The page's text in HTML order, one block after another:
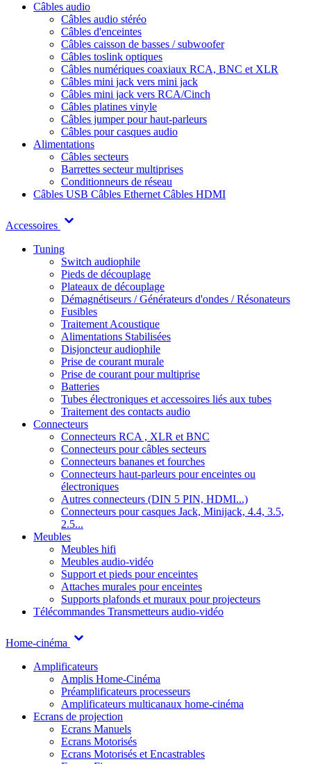
Câbles audio
Câbles audio stéréo
Câbles d'enceintes
Câbles caisson de basses / subwoofer
Câbles toslink optiques
Câbles numériques coaxiaux RCA, BNC et XLR
Câbles mini jack vers mini jack
Câbles mini jack vers RCA/Cinch
Câbles platines vinyle
Câbles jumper pour haut-parleurs
Câbles pour casques audio
Alimentations
Câbles secteurs
Barrettes secteur multiprises
Conditionneurs de réseau
Câbles USB Câbles Ethernet Câbles HDMI
Accessoires
Tuning
Switch audiophile
Pieds de découplage
Plateaux de découplage
Démagnétiseurs / Générateurs d'ondes / Résonateurs
Fusibles
Traitement Acoustique
Alimentations Stabilisées
Disjoncteur audiophile
Prise de courant murale
Prise de courant pour multiprise
Batteries
Tubes électroniques et accessoires liés aux tubes
Traitement des contacts audio
Connecteurs
Connecteurs RCA , XLR et BNC
Connecteurs pour câbles secteurs
Connecteurs bananes et fourches
Connecteurs haut-parleurs pour enceintes ou
électroniques
Autres connecteurs (DIN 5 PIN, HDMI...)
Connecteurs pour casques Jack, Minijack, 4.4, 3.5,
2.5...
Meubles
Meubles hifi
Meubles audio-vidéo
Support et pieds pour enceintes
Attaches murales pour enceintes
Supports plafonds et muraux pour projecteurs
Télécommandes Transmetteurs audio-vidéo
Home-cinéma
Amplificateurs
Amplis Home-Cinéma
Préamplificateurs processeurs
Amplificateurs multicanaux home-cinéma
Ecrans de projection
Ecrans Manuels
Ecrans Motorisés
Ecrans Motorisés et Encastrables